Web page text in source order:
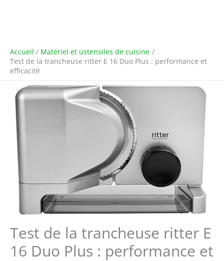
Accueil
Matériel et ustensiles de cuisine
Test de la trancheuse ritter E 16 Duo Plus : performance et
efficacité
Test de la trancheuse ritter E
16 Duo Plus : performance et